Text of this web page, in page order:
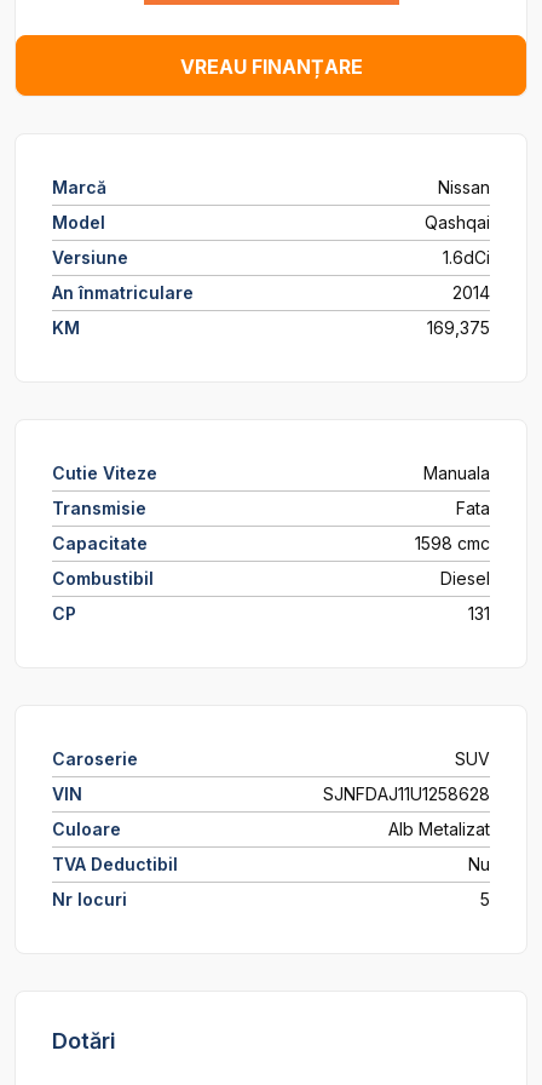
VREAU FINANȚARE
Marcă
Nissan
Model
Qashqai
Versiune
1.6dCi
An înmatriculare
2014
KM
169,375
Cutie Viteze
Manuala
Transmisie
Fata
Capacitate
1598 cmc
Combustibil
Diesel
CP
131
Caroserie
SUV
VIN
SJNFDAJ11U1258628
Culoare
Alb Metalizat
TVA Deductibil
Nu
Nr locuri
5
Dotări